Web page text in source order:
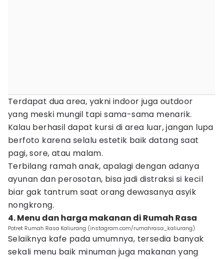
Terdapat dua area, yakni indoor juga outdoor
yang meski mungil tapi sama-sama menarik.
Kalau berhasil dapat kursi di area luar, jangan lupa
berfoto karena selalu estetik baik datang saat
pagi, sore, atau malam.
Terbilang ramah anak, apalagi dengan adanya
ayunan dan perosotan, bisa jadi distraksi si kecil
biar gak tantrum saat orang dewasanya asyik
nongkrong.
4. Menu dan harga makanan di Rumah Rasa
Potret Rumah Rasa Kaliurang (instagram.com/rumahrasa_kaliurang)
Selaiknya kafe pada umumnya, tersedia banyak
sekali menu baik minuman juga makanan yang